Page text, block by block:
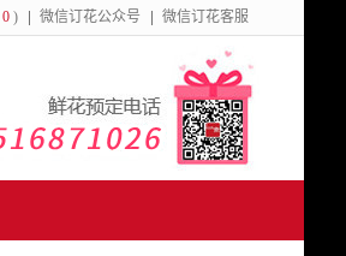
0 ) 微信订花公众号 微信订花客服